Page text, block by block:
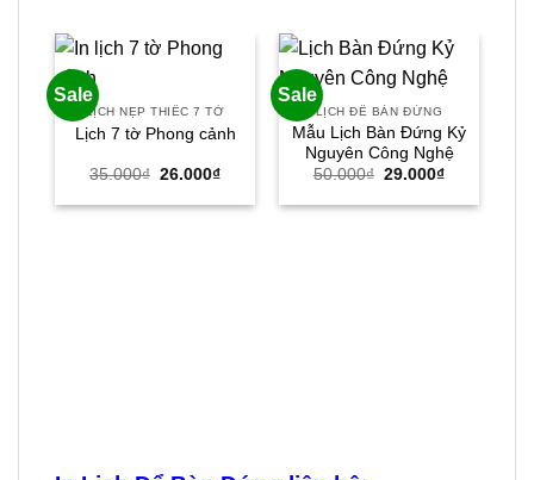
Sale
LỊCH NẸP THIẾC 7 TỜ
Lịch 7 tờ Phong cảnh
35.000₫ Giá
là:
26.000₫Giá
tại
Sale
LỊCH ĐỂ BÀN ĐỨNG
Mẫu Lịch Bàn Đứng Kỷ
Nguyên Công Nghệ
50.000₫ Giá
là:
29.000₫Giá
tại